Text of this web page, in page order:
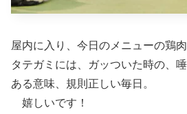
屋内に入り、今日のメニューの鶏
タテガミには、ガッついた時の、
ある意味、規則正しい毎日。
嬉しいです！